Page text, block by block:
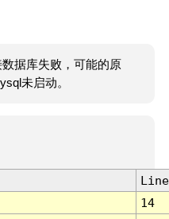
据库失败，可能的原
未启动。
Line
14